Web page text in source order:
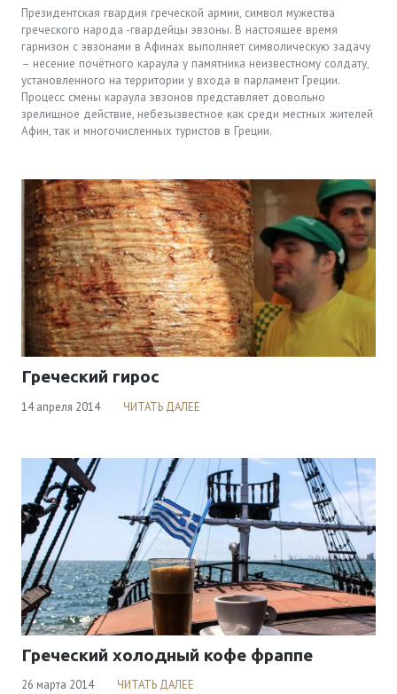
Президентская гвардия греческой армии, символ мужества
греческого народа -гвардейцы эвзоны. В настоящее время
гарнизон с эвзонами в Афинах выполняет символическую задачу
– несение почётного караула у памятника неизвестному солдату,
установленного на территории у входа в парламент Греции.
Процесс смены караула эвзонов представляет довольно
зрелищное действие, небезызвестное как среди местных жителей
Афин, так и многочисленных туристов в Греции.
Греческий гирос
14 апреля 2014 ЧИТАТЬ ДАЛЕЕ
Греческий холодный кофе фраппе
26 марта 2014 ЧИТАТЬ ДАЛЕЕ